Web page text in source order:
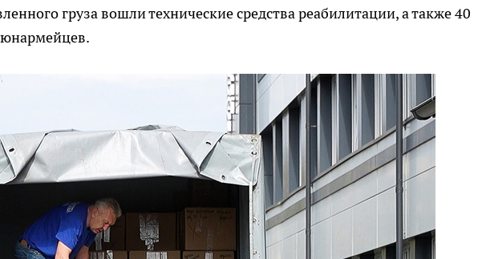
груза вошли технические средства реабилитации, а также 40